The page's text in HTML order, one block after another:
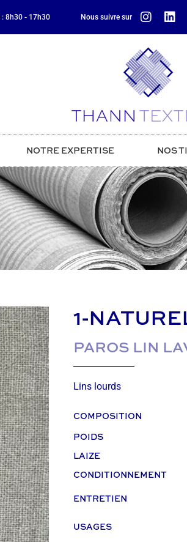
: 8h30 - 17h30 Nous suivre sur
NOTRE EXPERTISE NOS
1-
PAROS LIN
Lins lourds
COMPOSITION
POIDS
LAIZE
CONDITIONNEMENT
ENTRETIEN
USAGES